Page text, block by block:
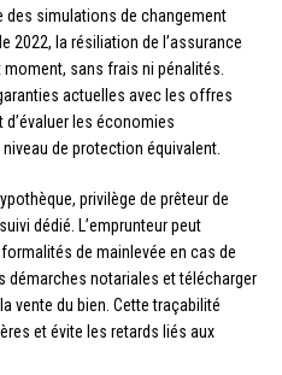
des simulations de changement
2022, la résiliation de l’assurance
sans frais ni pénalités.
actuelles avec les offres
les économies
de protection équivalent.
privilège de prêteur de
dédié. L’emprunteur peut
de mainlevée en cas de
démarches notariales et télécharger
vente du bien. Cette traçabilité
et évite les retards liés aux